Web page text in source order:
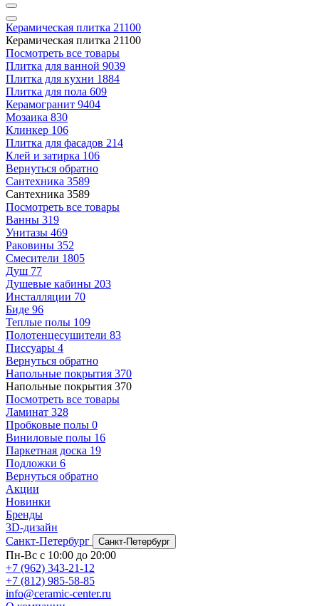
Керамическая плитка 21100
Керамическая плитка 21100
Посмотреть все товары
Плитка для ванной 9039
Плитка для кухни 1884
Плитка для пола 609
Керамогранит 9404
Мозаика 830
Клинкер 106
Плитка для фасадов 214
Клей и затирка 106
Вернуться обратно
Сантехника 3589
Сантехника 3589
Посмотреть все товары
Ванны 319
Унитазы 469
Раковины 352
Смесители 1805
Душ 77
Душевые кабины 203
Инсталляции 70
Биде 96
Теплые полы 109
Полотенцесушители 83
Писсуары 4
Вернуться обратно
Напольные покрытия 370
Напольные покрытия 370
Посмотреть все товары
Ламинат 328
Пробковые полы 0
Виниловые полы 16
Паркетная доска 19
Подложки 6
Вернуться обратно
Акции
Новинки
Бренды
3D-дизайн
Санкт-Петербург
Санкт-Петербург
Пн-Вс с 10:00 до 20:00
+7 (962) 343-21-12
+7 (812) 985-58-85
info@ceramic-center.ru